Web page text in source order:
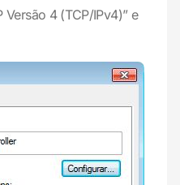
Versão 4 (TCP/IPv4)” e